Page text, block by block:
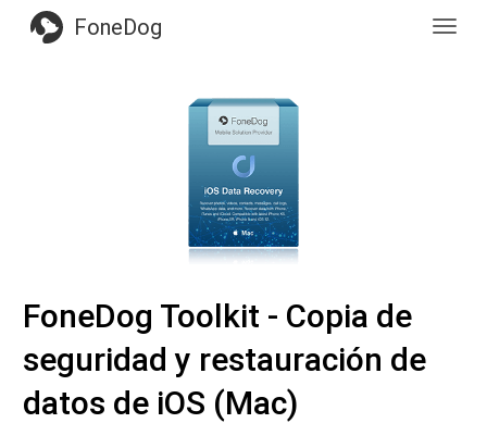
FoneDog
FoneDog Toolkit - Copia de
seguridad y restauración de
datos de iOS (Mac)